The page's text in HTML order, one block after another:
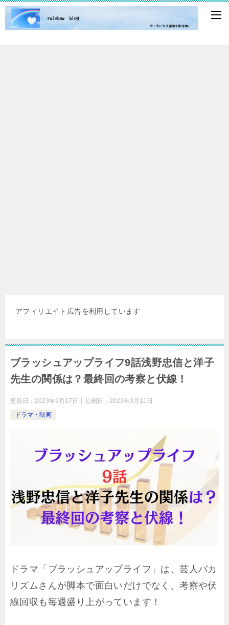
アフィリエイト広告を利用しています
ブラッシュアップライフ9話浅野忠信と洋子
先生の関係は？最終回の考察と伏線！
更新日： 2023年9月17日 公開日： 2023年3月11日
ドラマ・映画
ドラマ「ブラッシュアップライフ」は、芸人バカ
リズムさんが脚本で面白いだけでなく、考察や伏
線回収も毎週盛り上がっています！